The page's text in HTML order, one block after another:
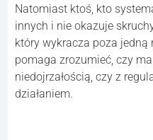
Natomiast ktoś, kto
innych i nie okazuje
który wykracza poza jedną
pomaga zrozumieć, czy
niedojrzałością, czy z
działaniem.